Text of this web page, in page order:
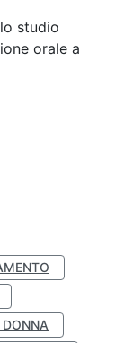
studio
orale a